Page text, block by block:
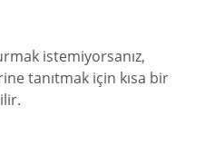
istemiyorsanız,
tanıtmak için kısa bir